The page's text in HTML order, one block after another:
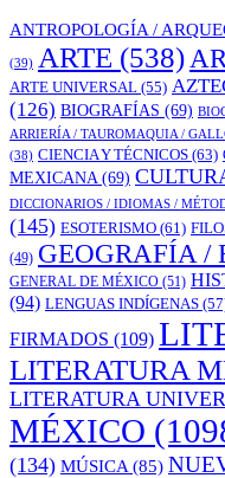
ANTROPOLOGÍA /
(39) ARTE (538)
ARTE UNIVERSAL (55)
(126) BIOGRAFÍAS (69)
ARRIERÍA / TAUROMAQUIA /
(38) CIENCIA Y TÉCNICOS (63)
MEXICANA (69)
DICCIONARIOS / IDIOMAS /
(145) ESOTERISMO (61)
(49) GEOGRAFÍA /
GENERAL DE MÉXICO (51)
(94) LENGUAS INDÍGENAS
FIRMADOS (109)
LITERATURA
LITERATURA
MÉXICO
(134) MÚSICA (85)